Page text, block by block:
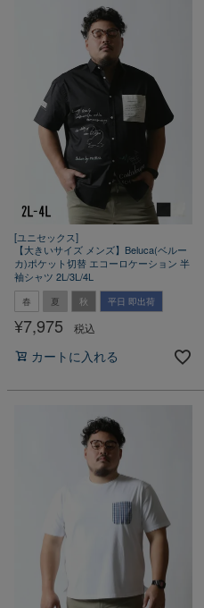
[ユニセックス]
【大きいサイズ メンズ】Beluca(ベルー
カ)ポケット切替 エコーロケーション 半
袖シャツ 2L/3L/4L
春 夏 秋 平日 即出荷
¥7,975 税込
カートに入れる